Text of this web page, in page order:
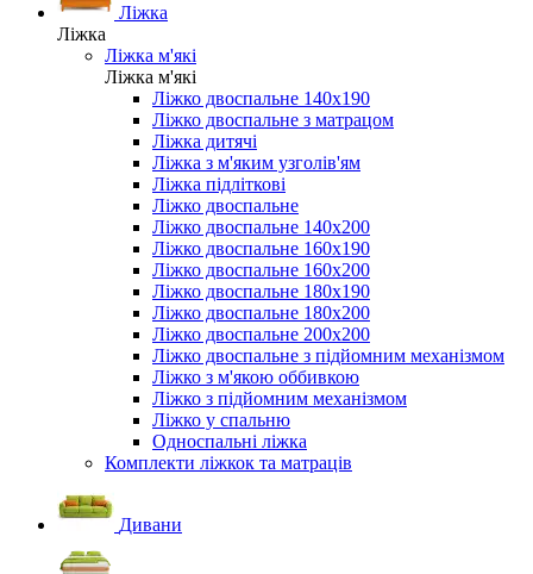
Ліжка
Ліжка
Ліжка м'які
Ліжка м'які
Ліжко двоспальне 140х190
Ліжко двоспальне з матрацом
Ліжка дитячі
Ліжка з м'яким узголів'ям
Ліжка підліткові
Ліжко двоспальне
Ліжко двоспальне 140х200
Ліжко двоспальне 160х190
Ліжко двоспальне 160х200
Ліжко двоспальне 180х190
Ліжко двоспальне 180х200
Ліжко двоспальне 200х200
Ліжко двоспальне з підйомним механізмом
Ліжко з м'якою оббивкою
Ліжко з підйомним механізмом
Ліжко у спальню
Односпальні ліжка
Комплекти ліжкок та матраців
Дивани